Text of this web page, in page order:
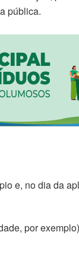
pública.
e, no dia da
por